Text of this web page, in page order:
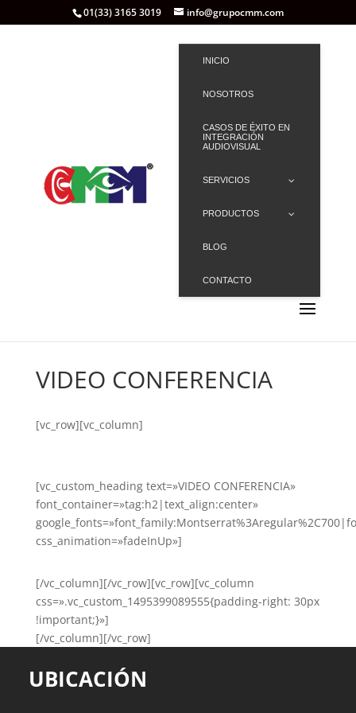
01(33) 3165 3019 info@grupocmm.com
INICIO
NOSOTROS
CASOS DE ÉXITO EN
INTEGRACIÓN
AUDIOVISUAL
SERVICIOS
PRODUCTOS
BLOG
CONTACTO
VIDEO CONFERENCIA
[vc_row][vc_column]
[vc_custom_heading text=»VIDEO CONFERENCIA»
font_container=»tag:h2|text_align:center»
css_animation=»fadeInUp»]
[/vc_column][/vc_row][vc_row][vc_column
css=».vc_custom_1495399089555{padding-right: 30px
!important;}»]
[/vc_column][/vc_row]
UBICACIÓN